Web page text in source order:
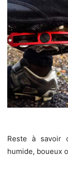
Reste à savoir
humide, boueux